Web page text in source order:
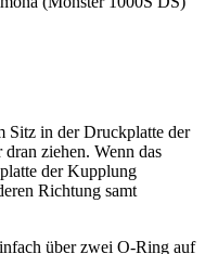
Sitz in der Druckplatte der
ziehen. Wenn das
der Kupplung
Richtung samt
über zwei O-Ring auf